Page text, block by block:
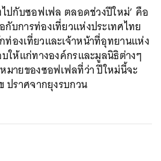
ไปกับซอฟเฟล ตลอดช่วงปีใหม่’ คือ
บการท่องเที่ยวแห่งประเทศไทย
องเที่ยวและเจ้าหน้าที่อุทยานแห่ง
ให้แก่ทางองค์กรและมูลนิธิต่างๆ
มายของซอฟเฟลที่ว่า ปีใหม่นี้จะ
ปราศจากยุงรบกวน